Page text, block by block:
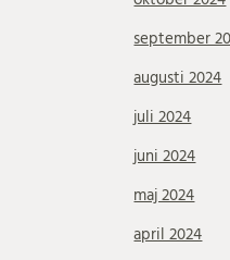
september
augusti 2024
juli 2024
juni 2024
maj 2024
april 2024